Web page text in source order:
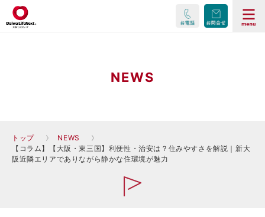
NEWS
トップ
NEWS
【コラム】【大阪・東三国】利便性・治安は？住みやすさを解説｜新大
阪近隣エリアでありながら静かな住環境が魅力